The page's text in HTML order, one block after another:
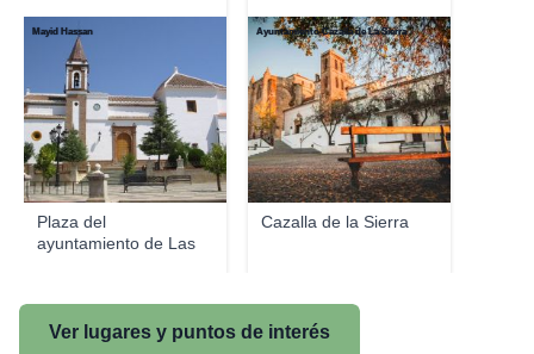
Plaza del
ayuntamiento de Las
Mayid Hassan
Cazalla de la Sierra
Ayuntamiento Cazalla de La Sierra
Ver lugares y puntos de interés